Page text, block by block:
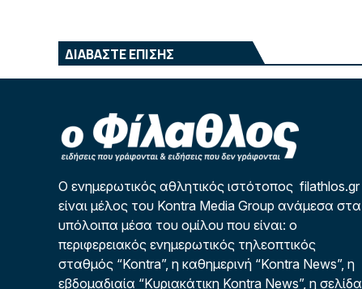
ΔΙΑΒΑΣΤΕ ΕΠΙΣΗΣ
Ο ενημερωτικός αθλητικός ιστότοπος filathlos.gr
είναι μέλος του Kontra Media Group ανάμεσα στα
υπόλοιπα μέσα του ομίλου που είναι: ο
περιφερειακός ενημερωτικός τηλεοπτικός
σταθμός “Kontra”, η καθημερινή “Kontra News”, η
εβδομαδιαία “Κυριακάτικη Kontra News”, η σελίδα